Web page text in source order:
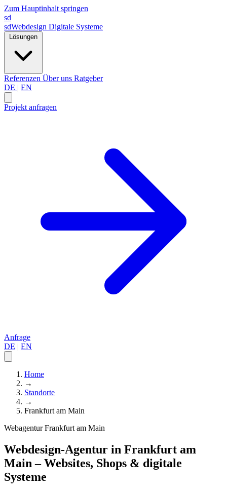
Zum Hauptinhalt springen
sd
sdWebdesign Digitale Systeme
Lösungen
Referenzen Über uns Ratgeber
DE | EN
Projekt anfragen
Anfrage
DE | EN
Home
→
Standorte
→
Frankfurt am Main
Webagentur Frankfurt am Main
Webdesign-Agentur in Frankfurt am
Main – Websites, Shops & digitale
Systeme